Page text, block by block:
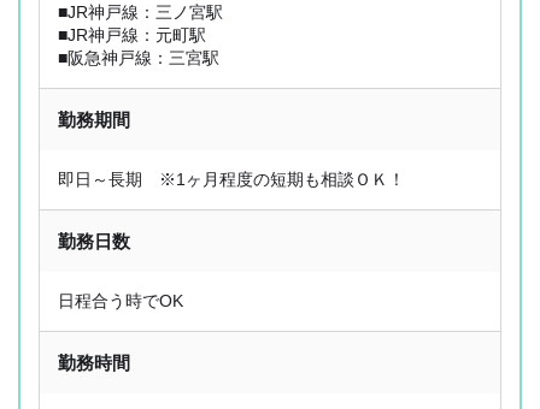
■JR神戸線：三ノ宮駅
■JR神戸線：元町駅
■阪急神戸線：三宮駅
勤務期間
即日～長期 ※1ヶ月程度の短期も相談ＯＫ！
勤務日数
日程合う時でOK
勤務時間